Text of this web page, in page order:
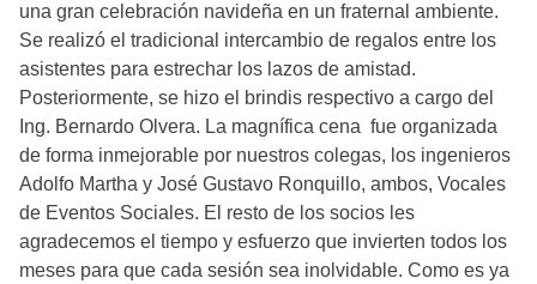
una gran celebración navideña en un fraternal ambiente.
Se realizó el tradicional intercambio de regalos entre los
asistentes para estrechar los lazos de amistad.
Posteriormente, se hizo el brindis respectivo a cargo del
Ing. Bernardo Olvera. La magnífica cena fue organizada
de forma inmejorable por nuestros colegas, los ingenieros
Adolfo Martha y José Gustavo Ronquillo, ambos, Vocales
de Eventos Sociales. El resto de los socios les
agradecemos el tiempo y esfuerzo que invierten todos los
meses para que cada sesión sea inolvidable. Como es ya